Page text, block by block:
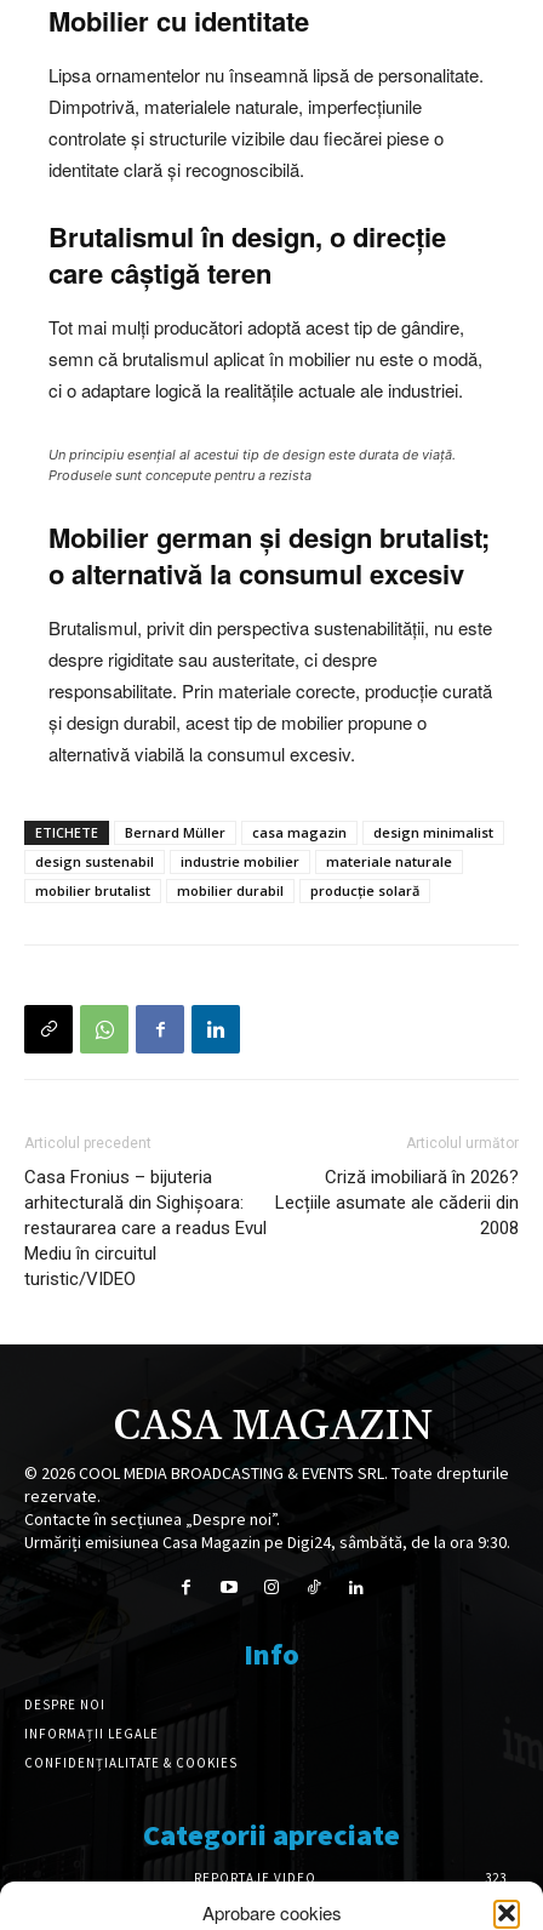
Aprobare cookies
Mobilier cu identitate
Lipsa ornamentelor nu înseamnă lipsă de personalitate.
Dimpotrivă, materialele naturale, imperfecțiunile
controlate și structurile vizibile dau fiecărei piese o
identitate clară și recognoscibilă.
Brutalismul în design, o direcție
care câștigă teren
Tot mai mulți producători adoptă acest tip de gândire,
semn că brutalismul aplicat în mobilier nu este o modă,
ci o adaptare logică la realitățile actuale ale industriei.
Un principiu esențial al acestui tip de design este durata de viață.
Produsele sunt concepute pentru a rezista
Mobilier german și design brutalist;
o alternativă la consumul excesiv
Brutalismul, privit din perspectiva sustenabilității, nu este
despre rigiditate sau austeritate, ci despre
responsabilitate. Prin materiale corecte, producție curată
și design durabil, acest tip de mobilier propune o
alternativă viabilă la consumul excesiv.
ETICHETE Bernard Müller casa magazin
design minimalist
design sustenabil
industrie mobilier
materiale naturale
mobilier brutalist
mobilier durabil producție solară
Articolul precedent
Casa Fronius – bijuteria
arhitecturală din Sighișoara:
restaurarea care a readus Evul
Mediu în circuitul
turistic/VIDEO
Articolul următor
Criză imobiliară în 2026?
Lecțiile asumate ale căderii din
2008
CASA MAGAZIN
© 2026COOL MEDIA BROADCASTING & EVENTS SRL. Toate drepturile
rezervate.
Contacte în secțiunea „Despre noi”.
Urmăriți emisiunea Casa Magazin pe Digi24, sâmbătă, de la ora 9:30.
Info
DESPRE NOI
INFORMAȚII LEGALE
CONFIDENȚIALITATE & COOKIES
Categorii apreciate
REPORTAJE VIDEO
323
AMENAJĂRI INTERIOARE
126